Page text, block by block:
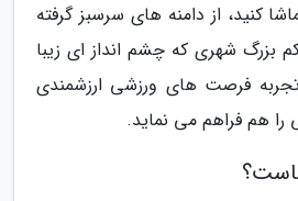
کنید، از دامنه های سرسبز گرفته
بزرگ شهری که چشم انداز ای زیبا
فرصت های ورزشی ارزشمندی
را هم فراهم می نماید.